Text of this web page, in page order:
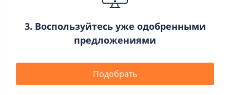
3. Воспользуйтесь уже одобренными
предложениями
Подобрать